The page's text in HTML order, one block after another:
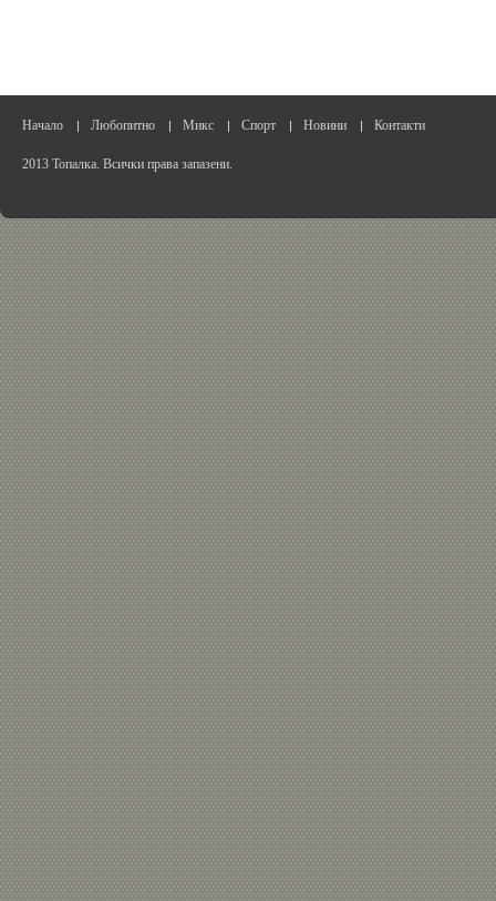
Начало Любопитно Микс Спорт Новини Контакти
2013 Топалка. Всички права запазени.